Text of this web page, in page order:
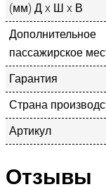
(мм) Д x Ш x В
Дополнительное
пассажирское
Гарантия
Страна
Артикул
Отзывы